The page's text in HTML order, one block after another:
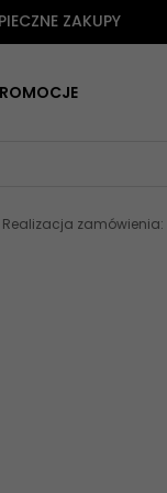
ZAKUPY
Realizacja zamówienia: